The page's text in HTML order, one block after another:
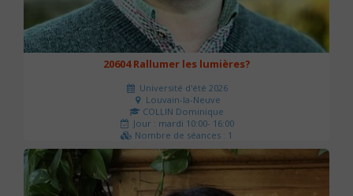
20604 Rallumer les lumières?
Université d'été 2026
Louvain-la-Neuve
COLLIN Dominique
Jour : mardi 10:00- 16:00
Nombre de séances : 1
60 €